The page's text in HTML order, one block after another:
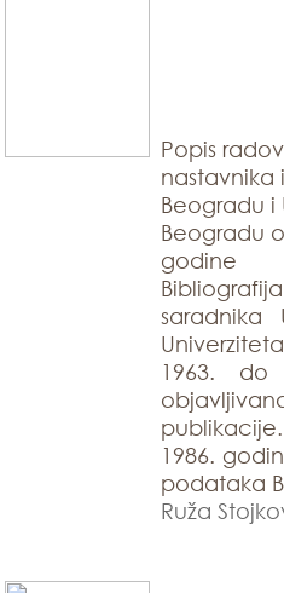
Popis
nastavnika
Beogradu i
Beogradu
godine
saradnika
1963.
1986.
podataka
Ruža